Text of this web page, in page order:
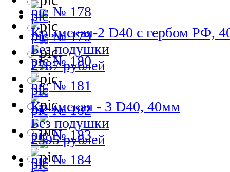
№ 178
№ 179
№ 180
№ 181
№ 182
№ 183
№ 184
Крымская-2 D40 с гербом РФ,
Без подушки
2787 рублей
Крымская - 3 D40, 40мм
Без подушки
2595 рублей